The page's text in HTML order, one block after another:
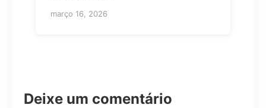
março 16, 2026
Deixe um comentário